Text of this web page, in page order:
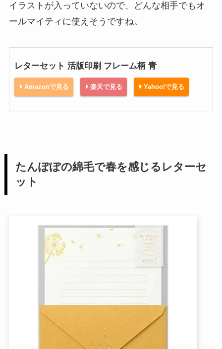
イラストが入っていないので、どんな相手でもオ
ールマイティに使えそうですね。
レターセット 活版印刷 フレーム柄 青
Amazonで見る 楽天で見る Yahoo!で見る
たんぽぽの綿毛で春を感じるレターセ
ット